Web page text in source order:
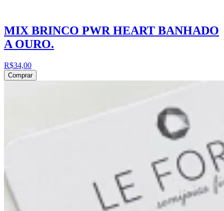
MIX BRINCO PWR HEART BANHADO
A OURO.
R$34,00
Comprar